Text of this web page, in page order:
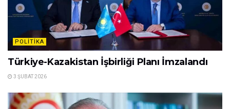
POLITIKA
Türkiye-Kazakistan İşbirliği Planı İmzalandı
3 ŞUBAT 2026